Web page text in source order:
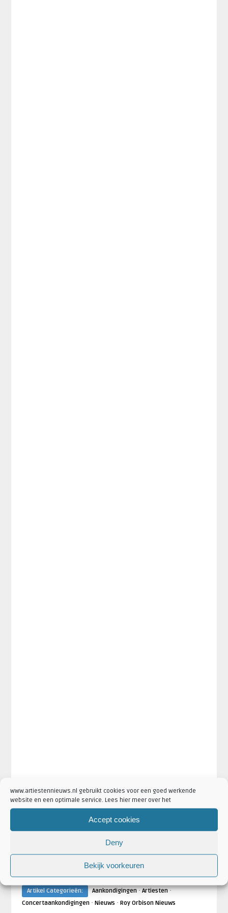
www.artiestennieuws.nl gebruikt cookies voor een goed werkende
website en een optimale service. Lees hier meer over het
Accept cookies
Deny
Bekijk voorkeuren
legende·Luxor Theater·Rotterdam
Orbison·Roy Orbison In Dreams: The Hologram Tour
Artikel Categorieën:
Aankondigingen·Artiesten·
Concertaankondigingen· Nieuws · Roy Orbison Nieuws